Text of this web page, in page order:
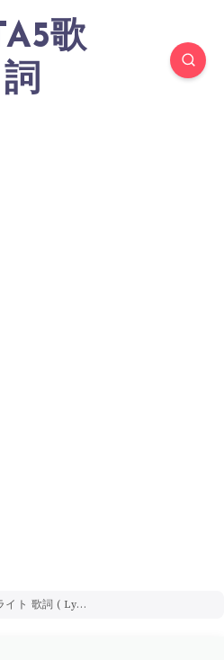
詞
B小町 – トワイライト 歌詞 ( Lyrics)